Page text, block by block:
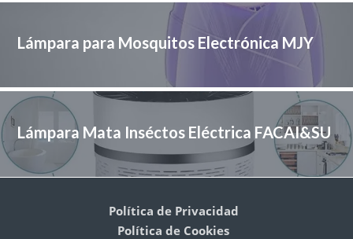
Lámpara para Mosquitos Electrónica MJY
Lámpara Mata Inséctos Eléctrica FACAI&SU
Política de Privacidad
Política de Cookies